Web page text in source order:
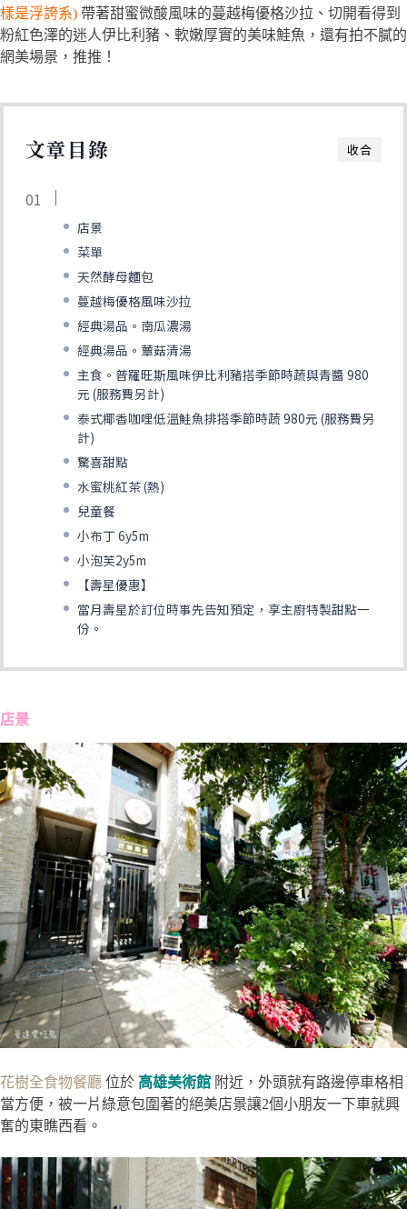
樣是浮誇系) 帶著甜蜜微酸風味的蔓越梅優格沙拉、切開看得到
粉紅色澤的迷人伊比利豬、軟嫩厚實的美味鮭魚，還有拍不膩的
網美場景，推推！
收合
文章目錄
店景
菜單
天然酵母麵包
蔓越梅優格風味沙拉
經典湯品。南瓜濃湯
經典湯品。蕈菇清湯
主食。普羅旺斯風味伊比利豬搭季節時蔬與青醬 980
元 (服務費另計)
泰式椰香咖哩低溫鮭魚排搭季節時蔬 980元 (服務費另
計)
驚喜甜點
水蜜桃紅茶 (熱)
兒童餐
小布丁 6y5m
小泡芙2y5m
【壽星優惠】
當月壽星於訂位時事先告知預定，享主廚特製甜點一
份。
店景
花樹全食物餐廳 位於 高雄美術館 附近，外頭就有路邊停車格相
當方便，被一片綠意包圍著的絕美店景讓2個小朋友一下車就興
奮的東瞧西看。